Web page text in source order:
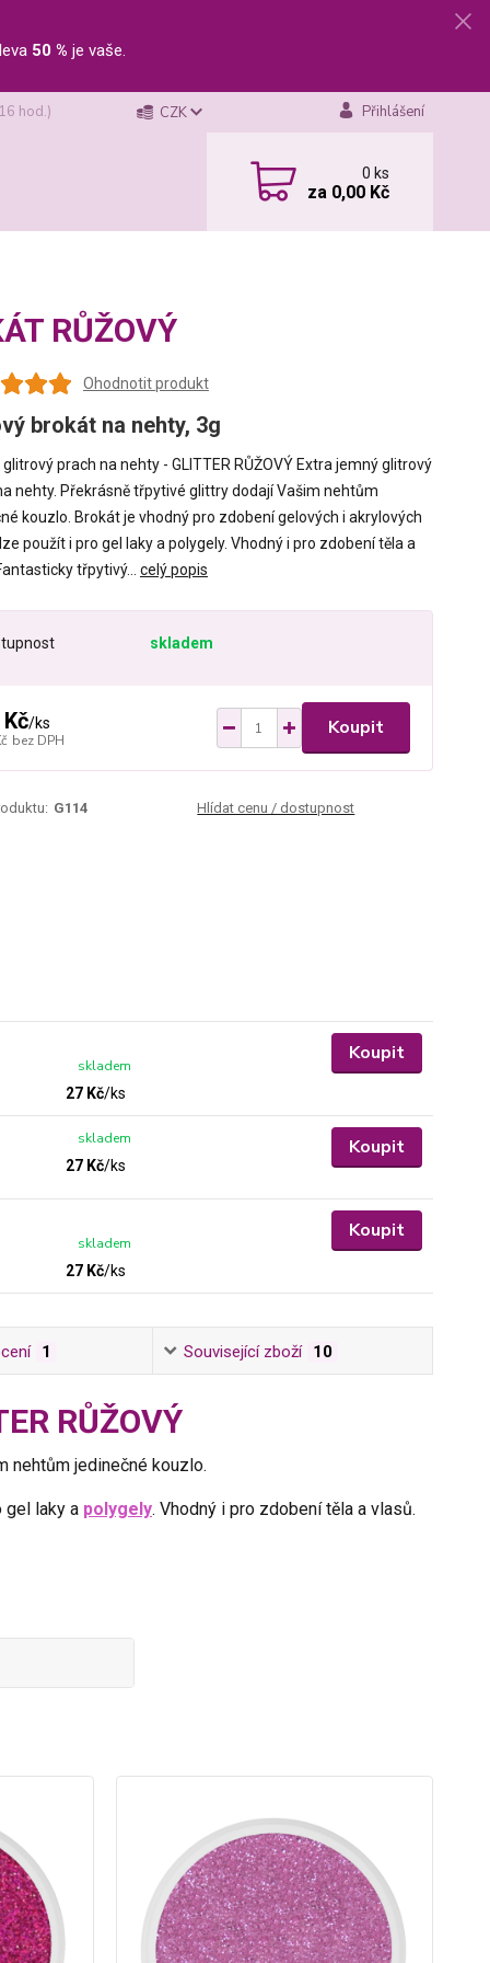
50 % je vaše.
CZK Přihlášení
hod.)
0ks
za 0,00 Kč
RŮŽOVÝ
Ohodnotit produkt
brokát na nehty, 3g
prach na nehty - GLITTER RŮŽOVÝ Extra jemný glitrový
nehty. Překrásně třpytivé glittry dodají Vašim nehtům
kouzlo. Brokát je vhodný pro zdobení gelových i akrylových
použít i pro gel laky a polygely. Vhodný i pro zdobení těla a
třpytivý... celý popis
skladem
/ks
bez DPH
Koupit
G114 Hlídat cenu / dostupnost
27 Kč/ks
skladem
Koupit
27 Kč/ks
skladem Koupit
27 Kč/ks
skladem
Koupit
1 Související zboží 10
RŮŽOVÝ
nehtům jedinečné kouzlo.
gel laky a polygely. Vhodný i pro zdobení těla a vlasů.